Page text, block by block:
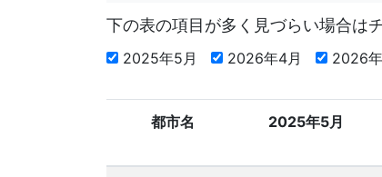
下の表の項目が多く見づらい場合は
2025年5月 2026年4月 2026
都市名 2025年5月